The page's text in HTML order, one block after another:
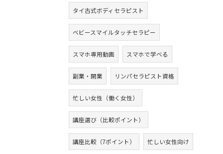
タイ古式ボディセラピスト
ベビースマイルタッチセラピー
スマホ専用動画 スマホで学べる
副業・開業 リンパセラピスト資格
忙しい女性（働く女性）
講座選び（比較ポイント）
講座比較（7ポイント） 忙しい女性向け